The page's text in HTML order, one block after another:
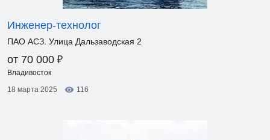
Инженер-технолог
ПАО АСЗ. Улица Дальзаводская 2
от 70 000 ₽
Владивосток
18 марта 2025
116